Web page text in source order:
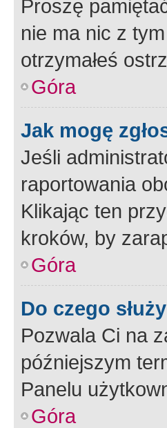
Proszę
nie ma nic z
otrzymałeś
Góra
Jak mogę
Jeśli
raportowania
Klikając ten
kroków, by
Góra
Do czego
Pozwala Ci na
późniejszym
Panelu
Góra